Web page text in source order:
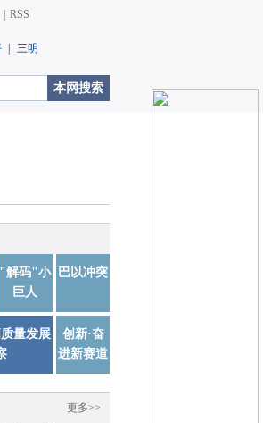
RSS
三明
"解码"小
巨人
巴以冲突
量发展
创新·奋
进新赛道
更多>>